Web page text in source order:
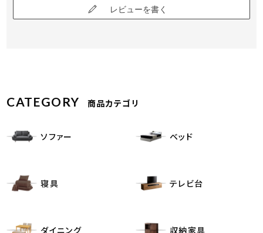
レビューを書く
CATEGORY 商品カテゴリ
ソファー ベッド
寝具 テレビ台
ダイニング 収納家具